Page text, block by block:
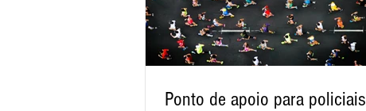
Ponto de apoio para policiais